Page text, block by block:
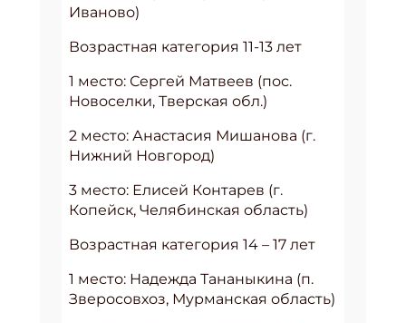
Иваново)
Возрастная категория 11-13 лет
1 место: Сергей Матвеев (пос.
Новоселки, Тверская обл.)
2 место: Анастасия Мишанова (г.
Нижний Новгород)
3 место: Елисей Контарев (г.
Копейск, Челябинская область)
Возрастная категория 14 – 17 лет
1 место: Надежда Тананыкина (п.
Зверосовхоз, Мурманская область)